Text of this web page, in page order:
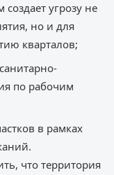
угрозу не
но и для
кварталов;
по рабочим
в рамках
что территория